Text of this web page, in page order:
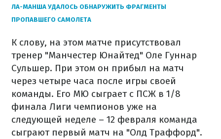
ЛА-МАНША УДАЛОСЬ ОБНАРУЖИТЬ ФРАГМЕНТЫ
ПРОПАВШЕГО САМОЛЕТА
К слову, на этом матче присутствовал
тренер "Манчестер Юнайтед" Оле Гуннар
Сульшер. При этом он прибыл на матч
через четыре часа после игры своей
команды. Его МЮ сыграет с ПСЖ в 1/8
финала Лиги чемпионов уже на
следующей неделе – 12 февраля команда
сыграют первый матч на "Олд Траффорд".